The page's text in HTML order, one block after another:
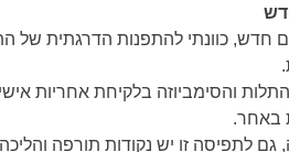
חדש, כוונתי להתפנות הדרגתית של
והסימביוזה בלקיחת אחריות
באחר.
לתפיסה זו יש נקודות תורפה